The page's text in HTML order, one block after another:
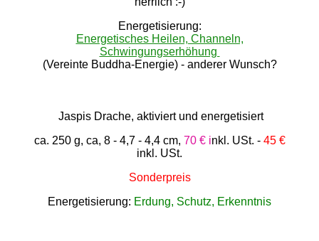
Energetisierung:
Energetisches Heilen, Channeln,
Schwingungserhöhung
(Vereinte Buddha-Energie) - anderer Wunsch?
Jaspis Drache, aktiviert und energetisiert
ca. 250 g, ca, 8 - 4,7 - 4,4 cm, 70 € inkl. USt. - 45 €
inkl. USt.
Sonderpreis
Energetisierung: Erdung, Schutz, Erkenntnis